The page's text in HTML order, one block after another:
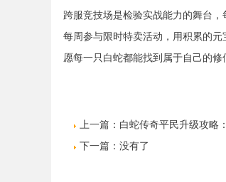
跨服竞技场是检验实战能力的舞台
每周参与限时特卖活动，用积累的
愿每一只白蛇都能找到属于自己的
上一篇： 白蛇传奇平民升级攻略
下一篇：没有了